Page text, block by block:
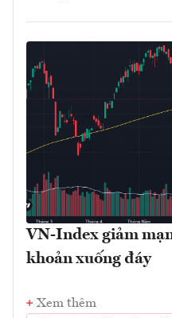
VN-Index giảm
khoản xuống đáy
Xem thêm